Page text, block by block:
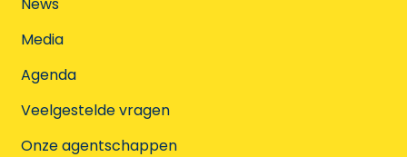
Media
Agenda
Veelgestelde vragen
Onze agentschappen